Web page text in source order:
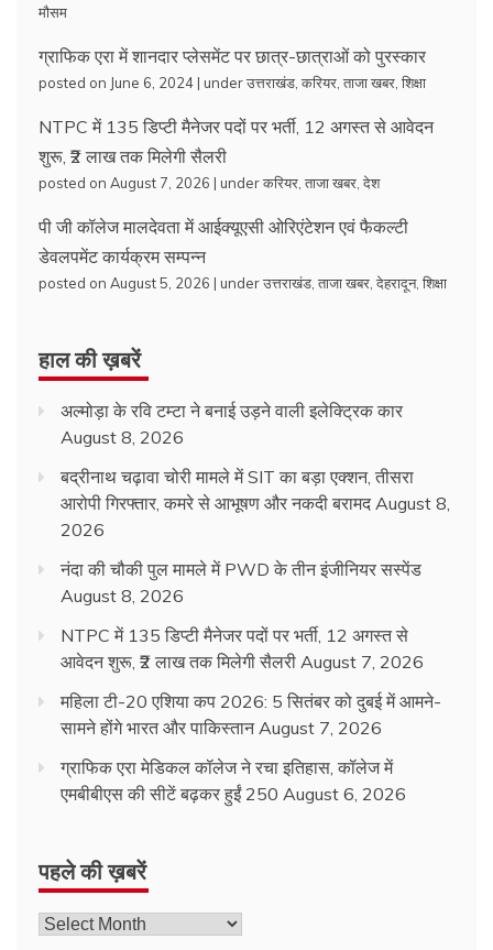
मौसम
ग्राफिक एरा में शानदार प्लेसमेंट पर छात्र-छात्राओं को पुरस्कार
posted on June 6, 2024 | underउत्तराखंड करियर ताजा खबर शिक्षा
NTPC में 135 डिप्टी मैनेजर पदों पर भर्ती, 12 अगस्त से आवेदन
शुरू, ₹2 लाख तक मिलेगी सैलरी
posted on August 7, 2026 | underकरियर ताजा खबर देश
पी जी कॉलेज मालदेवता में आईक्यूएसी ओरिएंटेशन एवं फैकल्टी
डेवलपमेंट कार्यक्रम सम्पन्न
posted on August 5, 2026 | underउत्तराखंड ताजा खबर देहरादून, शिक्षा
हाल की ख़बरें
अल्मोड़ा के रवि टम्टा ने बनाई उड़ने वाली इलेक्ट्रिक कार
August 8, 2026
बद्रीनाथ चढ़ावा चोरी मामले में SIT का बड़ा एक्शन, तीसरा
आरोपी गिरफ्तार, कमरे से आभूषण और नकदी बरामद August 8,
2026
नंदा की चौकी पुल मामले में PWD के तीन इंजीनियर सस्पेंड
August 8, 2026
NTPC में 135 डिप्टी मैनेजर पदों पर भर्ती, 12 अगस्त से
आवेदन शुरू, ₹2 लाख तक मिलेगी सैलरी August 7, 2026
महिला टी-20 एशिया कप 2026: 5 सितंबर को दुबई में आमने-
सामने होंगे भारत और पाकिस्तान August 7, 2026
ग्राफिक एरा मेडिकल कॉलेज ने रचा इतिहास, कॉलेज में
एमबीबीएस की सीटें बढ़कर हुईं 250 August 6, 2026
पहले की ख़बरें